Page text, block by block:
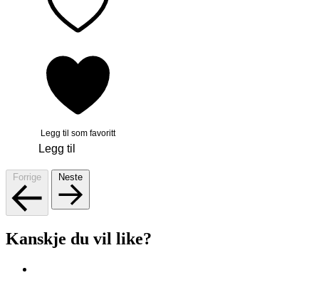
Legg til som favoritt
Legg til
Forrige Neste
Kanskje du vil like?